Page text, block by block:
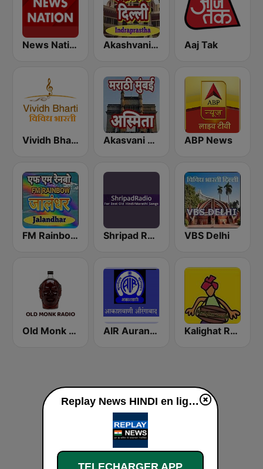
News Nation Hindi Akashvani Delhi Indraprastha Aaj Tak
Vividh Bharti (विविध भारती) Akasvani Marathi Mumbai Ashmita ABP News
FM Rainboww Jalandhar Shripad Radio VBS Delhi
Old Monk Radio AIR Aurangabad Kalighat Radio
Replay News HINDI en ligne
TELECHARGER APP